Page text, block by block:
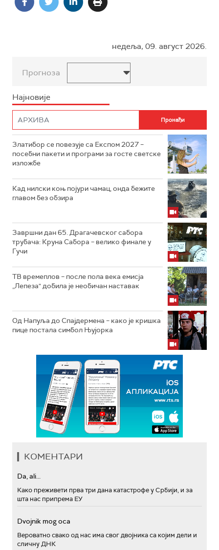
недеља, 09. август 2026.
Прогноза
Најновије
Златибор се повезује са Експом 2027 –
посебни пакети и програми за госте светске
изложбе
Кад нилски коњ појури чамац, онда бежите
главом без обзира
Завршни дан 65. Драгачевског сабора
трубача: Круна Сабора – велико финале у
Гучи
ТВ времеплов – после пола века емисја
„Лепеза" добила је необичан наставак
Од Напуља до Спајдермена – како је кришка
пице постала симбол Њујорка
КОМЕНТАРИ
Da, ali...
Како преживети прва три дана катастрофе у Србији, и за
шта нас припрема ЕУ
Dvojnik mog oca
Вероватно свако од нас има свог двојника са којим дели и
сличну ДНК